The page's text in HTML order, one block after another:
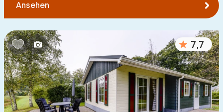
Ansehen
7,7